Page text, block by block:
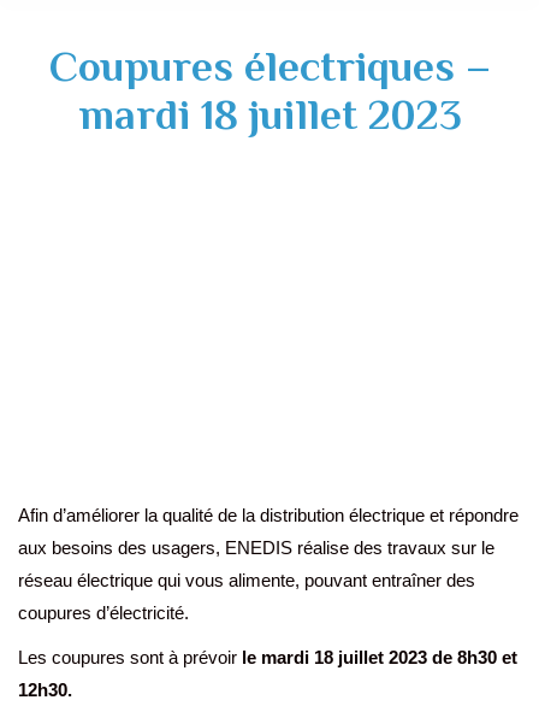
Coupures électriques –
mardi 18 juillet 2023
Afin d’améliorer la qualité de la distribution électrique et répondre
aux besoins des usagers, ENEDIS réalise des travaux sur le
réseau électrique qui vous alimente, pouvant entraîner des
coupures d’électricité.
Les coupures sont à prévoir le mardi 18 juillet 2023 de 8h30 et
12h30.